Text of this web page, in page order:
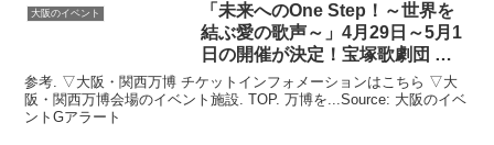
大阪のイベント
「未来へのOne Step！～世界を
結ぶ愛の歌声～」4月29日～5月1
日の開催が決定！宝塚歌劇団 …
参考. ▽大阪・関西万博 チケットインフォメーションはこちら ▽大
阪・関西万博会場のイベント施設. TOP. 万博を...Source: 大阪のイベ
ントGアラート